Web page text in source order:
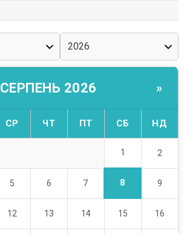
СЕРПЕНЬ 2026 »
СР ЧТ ПТ СБ НД
1 2
5 6 7 8 9
12 13 14 15 16